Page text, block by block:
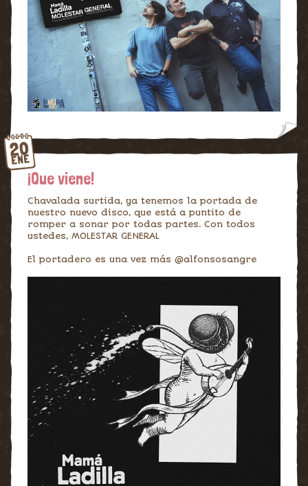
20
ENE
¡Que viene!
Chavalada surtida, ya tenemos la portada de
nuestro nuevo disco, que está a puntito de
romper a sonar por todas partes. Con todos
ustedes, MOLESTAR GENERAL
El portadero es una vez más @alfonsosangre